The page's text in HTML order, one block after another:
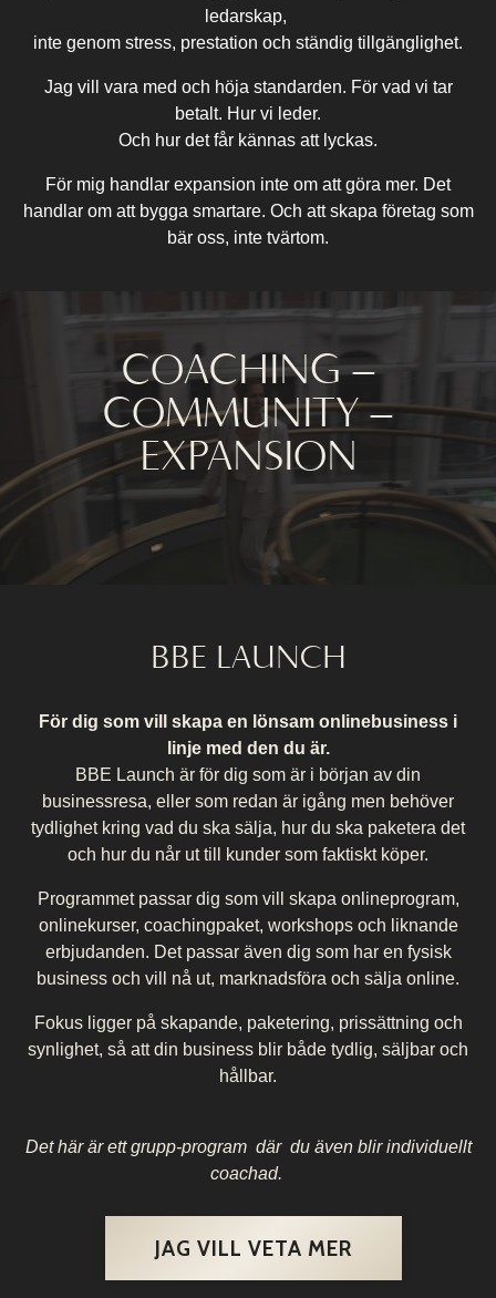
ledarskap,
inte genom stress, prestation och ständig tillgänglighet.
Jag vill vara med och höja standarden. För vad vi tar
betalt. Hur vi leder.
Och hur det får kännas att lyckas.
För mig handlar expansion inte om att göra mer. Det
handlar om att bygga smartare. Och att skapa företag som
bär oss, inte tvärtom.
COACHING –
COMMUNITY –
EXPANSION
BBE LAUNCH
För dig som vill skapa en lönsam onlinebusiness i
linje med den du är.
BBE Launch är för dig som är i början av din
businessresa, eller som redan är igång men behöver
tydlighet kring vad du ska sälja, hur du ska paketera det
och hur du når ut till kunder som faktiskt köper.
Programmet passar dig som vill skapa onlineprogram,
onlinekurser, coachingpaket, workshops och liknande
erbjudanden. Det passar även dig som har en fysisk
business och vill nå ut, marknadsföra och sälja online.
Fokus ligger på skapande, paketering, prissättning och
synlighet, så att din business blir både tydlig, säljbar och
hållbar.
Det här är ett grupp-program där du även blir individuellt
coachad.
JAG VILL VETA MER